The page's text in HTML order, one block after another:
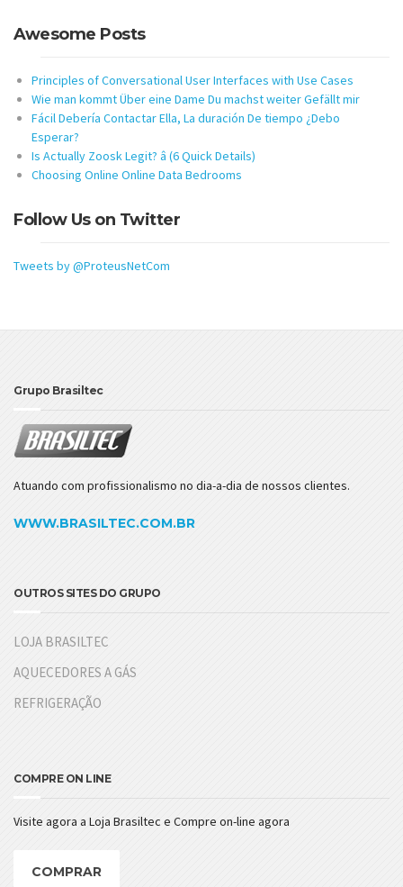
Awesome Posts
Principles of Conversational User Interfaces with Use Cases
Wie man kommt Über eine Dame Du machst weiter Gefällt mir
Fácil Debería Contactar Ella, La duración De tiempo ¿Debo
Esperar?
Is Actually Zoosk Legit? â (6 Quick Details)
Choosing Online Online Data Bedrooms
Follow Us on Twitter
Tweets by @ProteusNetCom
Grupo Brasiltec
Atuando com profissionalismo no dia-a-dia de nossos clientes.
WWW.BRASILTEC.COM.BR
OUTROS SITES DO GRUPO
LOJA BRASILTEC
AQUECEDORES A GÁS
REFRIGERAÇÃO
COMPRE ON LINE
Visite agora a Loja Brasiltec e Compre on-line agora
COMPRAR